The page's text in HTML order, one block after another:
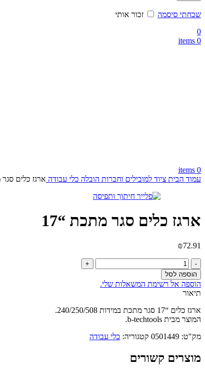
שכחתי סיסמה
זכור אותי
0
0
items
0
items
עמוד הבית ציוד למובילים וחברות הובלה כלי עבודה ארגז כלים סגר
ארגז כלים סגר מתכת “17
₪72.91
כמות
של
ארגז
כלים
סגר
מתכת
"17
הוספה לסל
הוספה אל רשימת המשאלות שלי.
תיאור
ארגז כלים “17 סגר מתכת במידות 240/250/508.
המוצר מבית b-techtools.
מק"ט: 0501449 קטגוריה: כלי עבודה
מוצרים קשורים